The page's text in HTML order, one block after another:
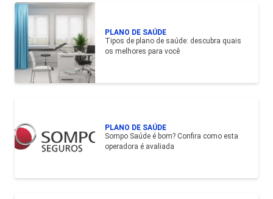
PLANO DE SAÚDE
Tipos de plano de saúde: descubra quais
os melhores para você
PLANO DE SAÚDE
Sompo Saúde é bom? Confira como esta
operadora é avaliada